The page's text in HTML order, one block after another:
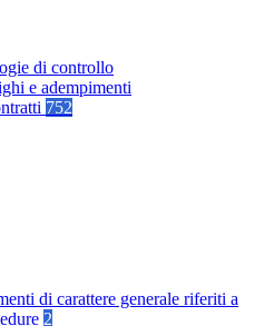
di controllo
e adempimenti
752
di carattere generale riferiti a
2